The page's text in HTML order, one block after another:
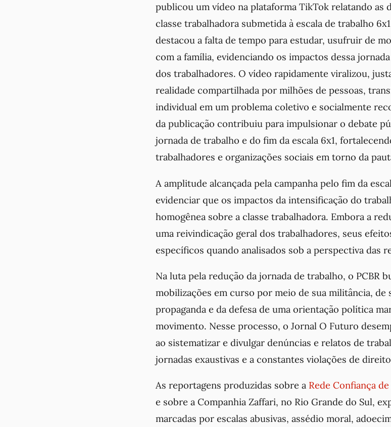
publicou um vídeo na plataforma TikTok relatando as
classe trabalhadora submetida à escala de trabalho
destacou a falta de tempo para estudar, usufruir de
com a família, evidenciando os impactos dessa
dos trabalhadores. O vídeo rapidamente viralizou,
realidade compartilhada por milhões de pessoas,
individual em um problema coletivo e socialmente
da publicação contribuiu para impulsionar o debate
jornada de trabalho e do fim da escala 6x1,
trabalhadores e organizações sociais em torno da
A amplitude alcançada pela campanha pelo fim da
evidenciar que os impactos da intensificação do
homogênea sobre a classe trabalhadora. Embora a
uma reivindicação geral dos trabalhadores, seus
específicos quando analisados sob a perspectiva das
Na luta pela redução da jornada de trabalho, o PCBR
mobilizações em curso por meio de sua militância, de
propaganda e da defesa de uma orientação política
movimento. Nesse processo, o Jornal O Futuro
ao sistematizar e divulgar denúncias e relatos de
jornadas exaustivas e a constantes violações de
As reportagens produzidas sobre a Rede Confiança
e sobre a Companhia Zaffari, no Rio Grande do Sul,
marcadas por escalas abusivas, assédio moral,